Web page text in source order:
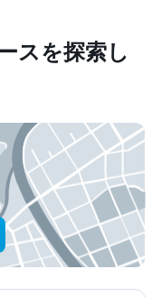
ス​を探索し